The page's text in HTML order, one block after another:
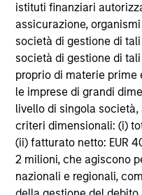
istituti finanziari
assicurazione,
società di gestione di
società di gestione di
proprio di materie prime
le imprese di grandi
livello di singola
criteri dimensionali: (i)
(ii) fatturato netto: EUR
2 milioni, che agiscono
nazionali e regionali,
Più alta è la categoria (1-
rendimento, ma anche il
La categoria 1 non indica
rimanda al Documento
gli investitori (KIID), nella
rischio specifico per le
Il Morningstar Rating™,o
prodotti gestiti (inclusi
variabili e polizze vita
chiusi e conti separati)
Gli exchange-traded
considerati come
rating viene calcolato